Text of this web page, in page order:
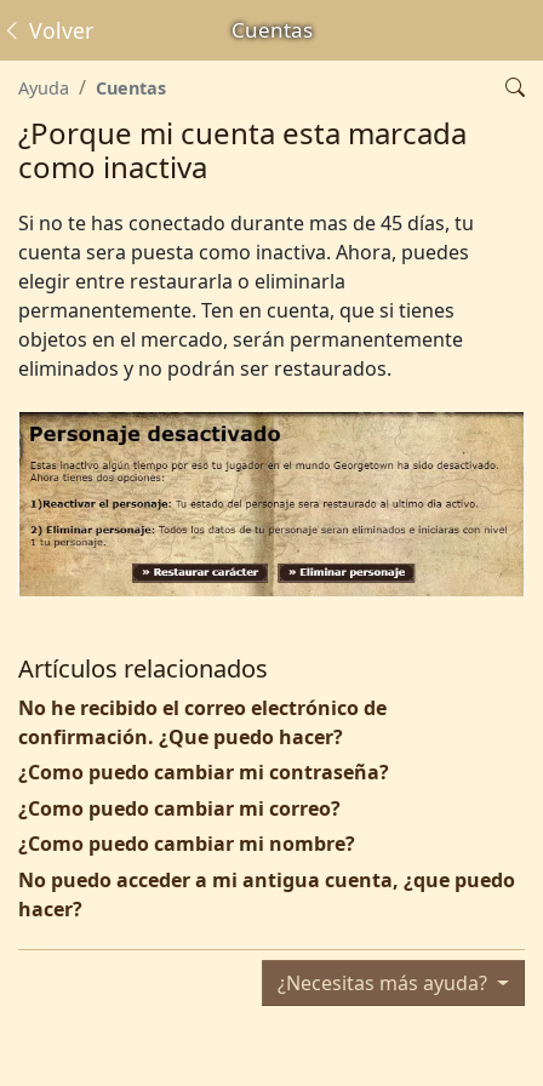
Cuentas
Volver
Ayuda Cuentas
¿Porque mi cuenta esta marcada
como inactiva
Si no te has conectado durante mas de 45 días, tu
cuenta sera puesta como inactiva. Ahora, puedes
elegir entre restaurarla o eliminarla
permanentemente. Ten en cuenta, que si tienes
objetos en el mercado, serán permanentemente
eliminados y no podrán ser restaurados.
Artículos relacionados
No he recibido el correo electrónico de
confirmación. ¿Que puedo hacer?
¿Como puedo cambiar mi contraseña?
¿Como puedo cambiar mi correo?
¿Como puedo cambiar mi nombre?
No puedo acceder a mi antigua cuenta, ¿que puedo
hacer?
¿Necesitas más ayuda?